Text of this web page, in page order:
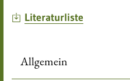
Literaturliste
Allgemein